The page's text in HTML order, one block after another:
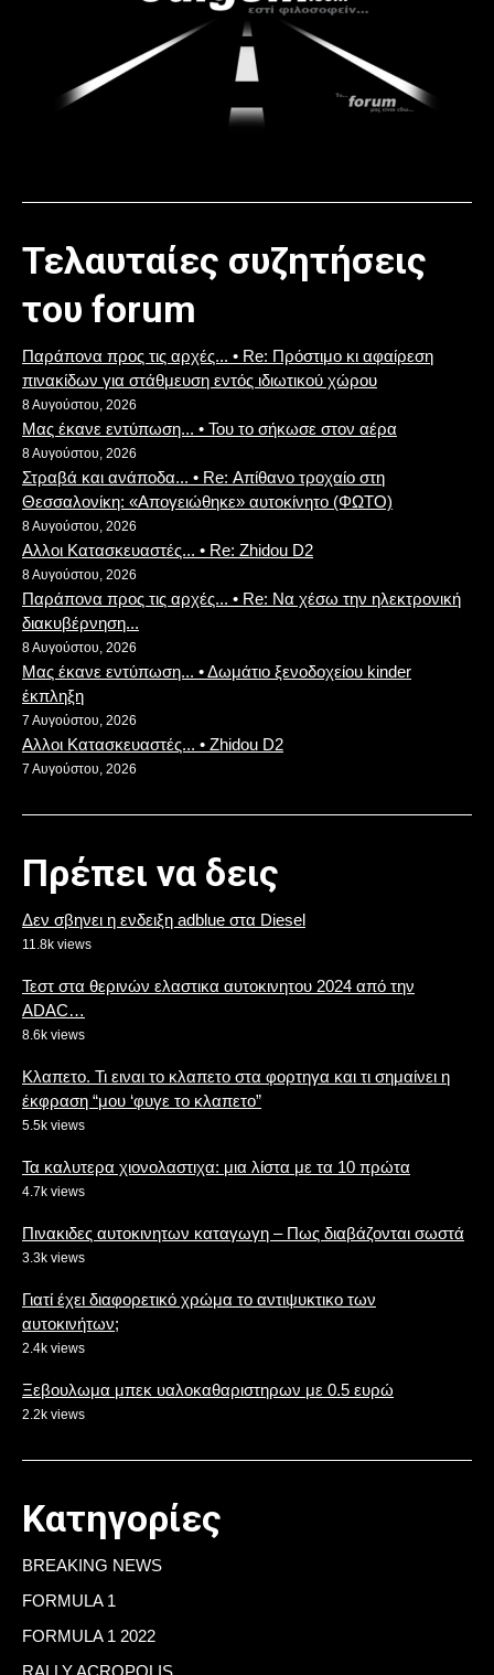
Τελαυταίες συζητήσεις
του forum
Παράπονα προς τις αρχές... • Re: Πρόστιμο κι αφαίρεση
πινακίδων για στάθμευση εντός ιδιωτικού χώρου
8 Αυγούστου, 2026
Μας έκανε εντύπωση... • Του το σήκωσε στον αέρα
8 Αυγούστου, 2026
Στραβά και ανάποδα... • Re: Απίθανο τροχαίο στη
Θεσσαλονίκη: «Απογειώθηκε» αυτοκίνητο (ΦΩΤΟ)
8 Αυγούστου, 2026
Αλλοι Κατασκευαστές... • Re: Zhidou D2
8 Αυγούστου, 2026
Παράπονα προς τις αρχές... • Re: Να χέσω την ηλεκτρονική
διακυβέρνηση...
8 Αυγούστου, 2026
Μας έκανε εντύπωση... • Δωμάτιο ξενοδοχείου kinder
έκπληξη
7 Αυγούστου, 2026
Αλλοι Κατασκευαστές... • Zhidou D2
7 Αυγούστου, 2026
Πρέπει να δεις
Δεν σβηνει η ενδειξη adblue στα Diesel
11.8k views
Τεστ στα θερινών ελαστικα αυτοκινητου 2024 από την
ADAC…
8.6k views
Κλαπετο. Τι ειναι το κλαπετο στα φορτηγα και τι σημαίνει η
έκφραση “μου ‘φυγε το κλαπετο”
5.5k views
Τα καλυτερα χιονολαστιχα: μια λίστα με τα 10 πρώτα
4.7k views
Πινακιδες αυτοκινητων καταγωγη – Πως διαβάζονται σωστά
3.3k views
Γιατί έχει διαφορετικό χρώμα το αντιψυκτικο των
αυτοκινήτων;
2.4k views
Ξεβουλωμα μπεκ υαλοκαθαριστηρων με 0.5 ευρώ
2.2k views
Κατηγορίες
BREAKING NEWS
FORMULA 1
FORMULA 1 2022